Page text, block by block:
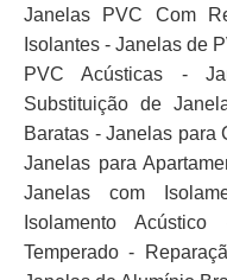
Janelas PVC Com
Isolantes - Janelas de
PVC Acústicas -
Substituição de
Baratas - Janelas para
Janelas para
Janelas com
Isolamento
Temperado -